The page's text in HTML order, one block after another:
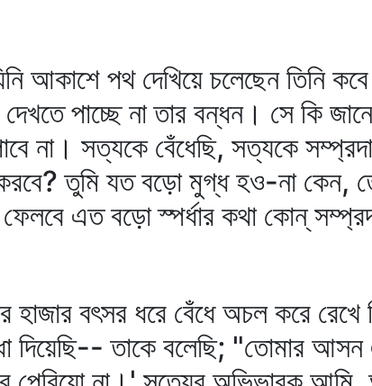
আকাশে পথ দেখিয়ে চলেছেন তিনি
দেখতে পাচ্ছে না তার বন্ধন। সে কি
না। সত্যকে বেঁধেছি, সত্যকে
করবে? তুমি যত বড়ো মুগ্ধ হও-না কেন,
এত বড়ো স্পর্ধার কথা কোন্‌
হাজার বৎসর ধরে বেঁধে অচল করে
দিয়েছি-- তাকে বলেছি; "তোমার